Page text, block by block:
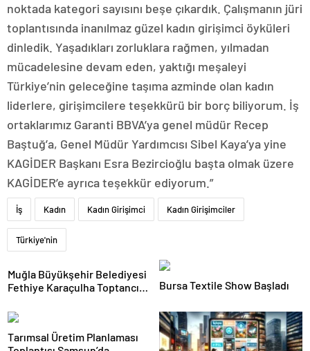
noktada kategori sayısını beşe çıkardık. Çalışmanın jüri
toplantısında inanılmaz güzel kadın girişimci öyküleri
dinledik. Yaşadıkları zorluklara rağmen, yılmadan
mücadelesine devam eden, yaktığı meşaleyi
Türkiye’nin geleceğine taşıma azminde olan kadın
liderlere, girişimcilere teşekkürü bir borç biliyorum. İş
ortaklarımız Garanti BBVA’ya genel müdür Recep
Baştuğ’a, Genel Müdür Yardımcısı Sibel Kaya’ya yine
KAGİDER Başkanı Esra Bezircioğlu başta olmak üzere
KAGİDER’e ayrıca teşekkür ediyorum.”
İş Kadın Kadın Girişimci Kadın Girişimciler
Türkiye'nin
Muğla Büyükşehir Belediyesi
Fethiye Karaçulha Toptancı
ve Üretim Tesisi Açtı
Bursa Textile Show Başladı
Tarımsal Üretim Planlaması